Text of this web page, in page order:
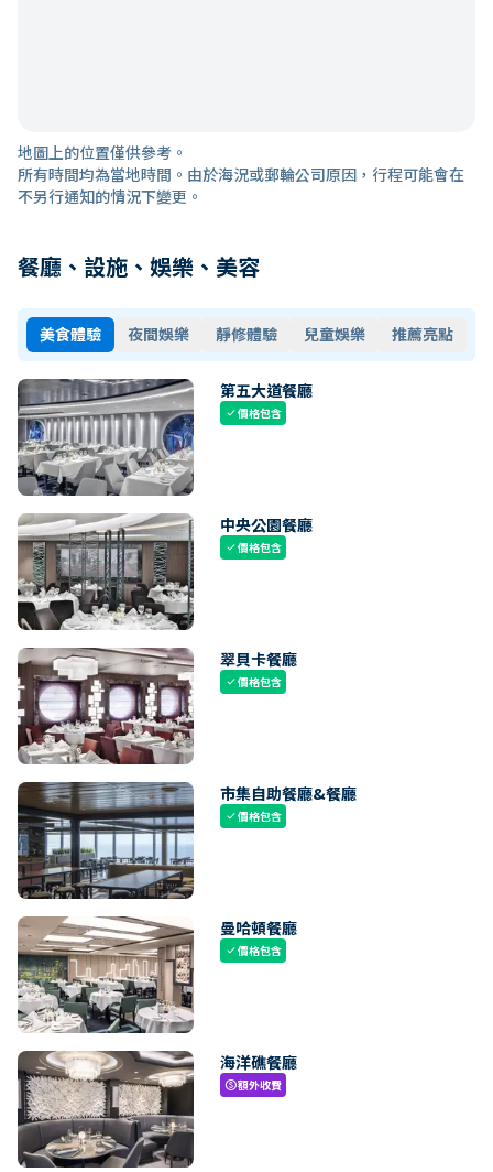
地圖上的位置僅供參考。
所有時間均為當地時間。由於海況或郵輪公司原因，行程可能會在
不另行通知的情況下變更。
餐廳、設施、娛樂、美容
美食體驗 夜間娛樂 靜修體驗 兒童娛樂 推薦亮點
第五大道餐廳
check價格包含
中央公園餐廳
check價格包含
翠貝卡餐廳
check價格包含
市集自助餐廳&餐廳
check價格包含
曼哈頓餐廳
check價格包含
海洋礁餐廳
paid額外收費